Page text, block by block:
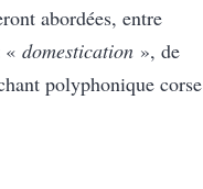
abordées, entre
« domestication », de
polyphonique corse